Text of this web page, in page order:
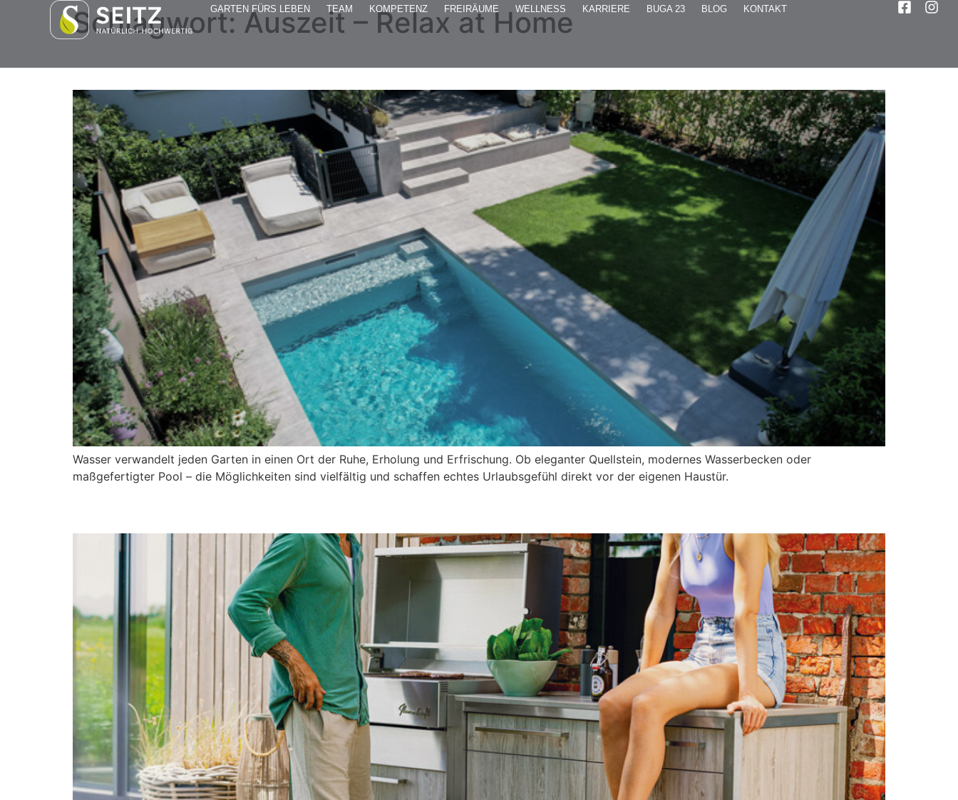
GARTEN FÜRS LEBEN TEAM KOMPETENZ FREIRÄUME WELLNESS KARRIERE BUGA 23 BLOG KONTAKT
Schlagwort:Auszeit – Relax at Home
Wasser im Garten – Ihre persönliche Wohlfühloase
Wasser verwandelt jeden Garten in einen Ort der Ruhe, Erholung und Erfrischung. Ob eleganter Quellstein, modernes Wasserbecken oder
maßgefertigter Pool – die Möglichkeiten sind vielfältig und schaffen echtes Urlaubsgefühl direkt vor der eigenen Haustür.